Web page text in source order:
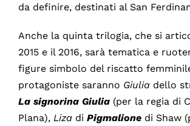
da definire, destinati al San
Anche la quinta trilogia, che si
2015 e il 2016, sarà tematica e
figure simbolo del riscatto
protagoniste saranno Giulia dello
La signorina Giulia (per la regia di
Plana), Liza di Pigmalione di Shaw